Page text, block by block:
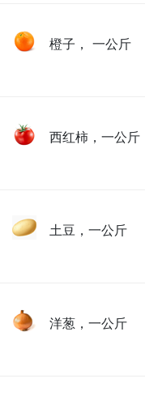
橙子， 一公斤
西红柿，一公斤
土豆，一公斤
洋葱，一公斤